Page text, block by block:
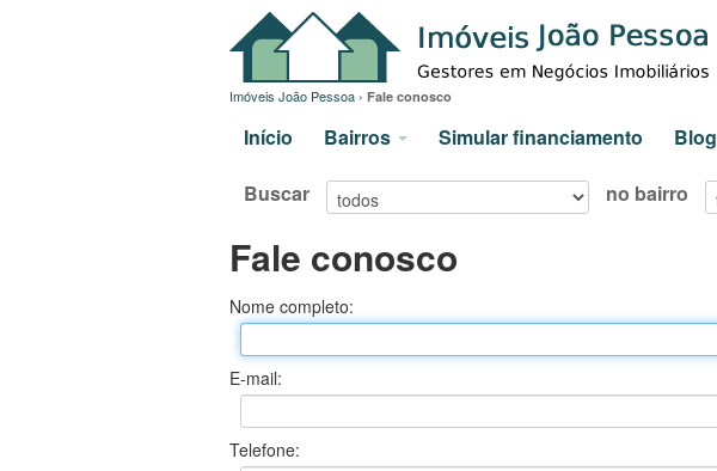
Imóveis João Pessoa › Fale conosco
Início Bairros Simular financiamento Blog
Buscar no bairro
Fale conosco
Nome completo:
E-mail:
Telefone: